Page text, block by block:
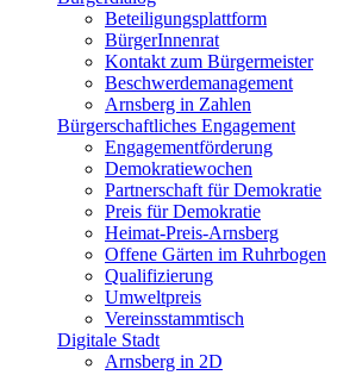
Beteiligungsplattform
BürgerInnenrat
Kontakt zum Bürgermeister
Beschwerdemanagement
Arnsberg in Zahlen
Bürgerschaftliches Engagement
Engagementförderung
Demokratiewochen
Partnerschaft für Demokratie
Preis für Demokratie
Heimat-Preis-Arnsberg
Offene Gärten im Ruhrbogen
Qualifizierung
Umweltpreis
Vereinsstammtisch
Digitale Stadt
Arnsberg in 2D